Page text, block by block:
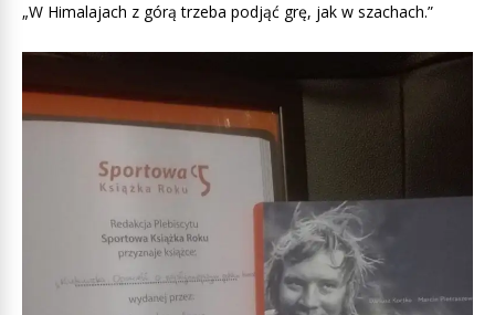
„W Himalajach z górą trzeba podjąć grę, jak w szachach.”